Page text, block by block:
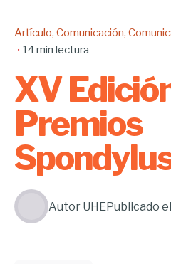
Artículo Comunicación
14 min lectura
XV
Premios
Autor UHEPublicado el